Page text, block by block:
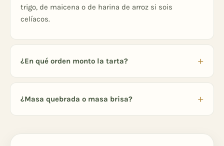
trigo, de maicena o de harina de arroz si sois
celíacos.
¿En qué orden monto la tarta?
¿Masa quebrada o masa brisa?